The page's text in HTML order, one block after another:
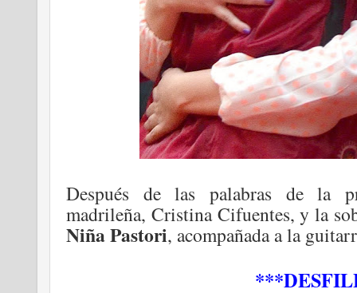
Después de las palabras de la
madrileña, Cristina Cifuentes, y la
Niña Pastori, acompañada a la